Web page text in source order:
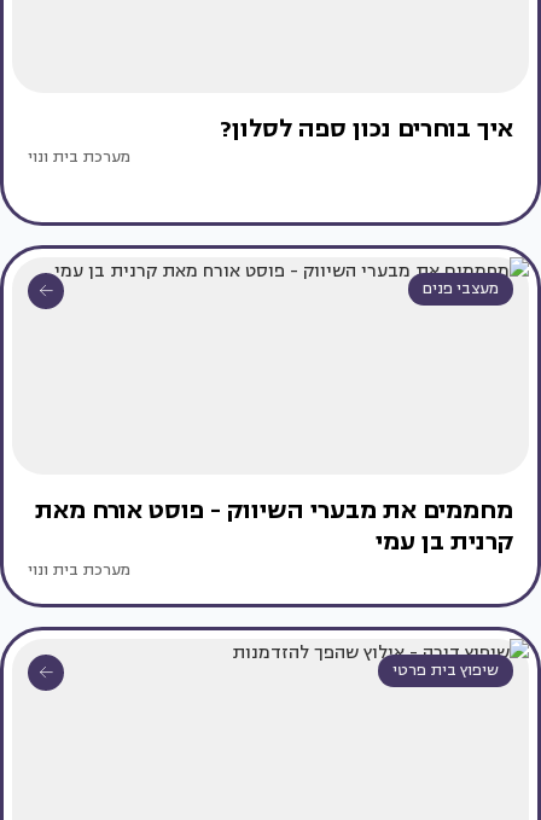
איך בוחרים נכון ספה לסלון?
מערכת בית ונוי
מעצבי פנים
מחממים את מבערי השיווק - פוסט אורח מאת
קרנית בן עמי
מערכת בית ונוי
שיפוץ בית פרטי